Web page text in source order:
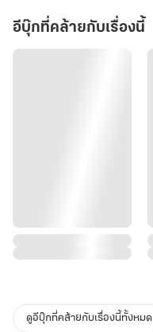
อีบุ๊กที่คล้ายกับเรื่องนี้
ดูอีบุ๊กที่คล้ายกับเรื่องนี้ทั้งหมด